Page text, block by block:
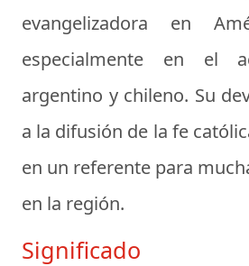
evangelizadora en
especialmente en el
argentino y chileno. Su
a la difusión de la fe
en un referente para
en la región.
Significado